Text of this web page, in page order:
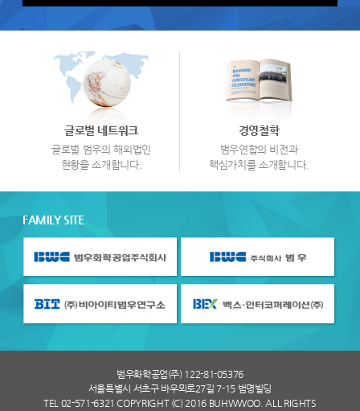
글로벌 네트워크
글로벌 범우의 해외법인
현황을 소개합니다.
경영철학
범우연합의 비전과
핵심가치를 소개합니다.
FAMILY SITE
범우화학공업(주) 122-81-05376
서울특별시 서초구 바우뫼로27길 7-15 범명빌딩
TEL 02-571-6321 COPYRIGHT (C) 2016 BUHWWOO. ALL RIGHTS